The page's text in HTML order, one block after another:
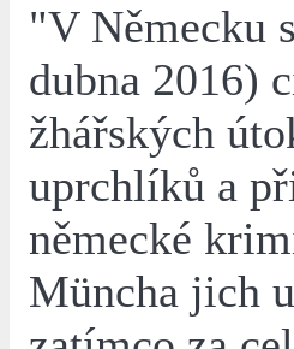
"V Německu
dubna 2016)
žhářských
uprchlíků a
německé
Müncha jich